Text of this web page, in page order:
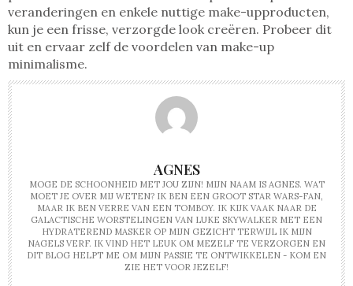
veranderingen en enkele nuttige make-upproducten,
kun je een frisse, verzorgde look creëren. Probeer dit
uit en ervaar zelf de voordelen van make-up
minimalisme.
AGNES
MOGE DE SCHOONHEID MET JOU ZIJN! MIJN NAAM IS AGNES. WAT
MOET JE OVER MIJ WETEN? IK BEN EEN GROOT STAR WARS-FAN,
MAAR IK BEN VERRE VAN EEN TOMBOY. IK KIJK VAAK NAAR DE
GALACTISCHE WORSTELINGEN VAN LUKE SKYWALKER MET EEN
HYDRATEREND MASKER OP MIJN GEZICHT TERWIJL IK MIJN
NAGELS VERF. IK VIND HET LEUK OM MEZELF TE VERZORGEN EN
DIT BLOG HELPT ME OM MIJN PASSIE TE ONTWIKKELEN - KOM EN
ZIE HET VOOR JEZELF!